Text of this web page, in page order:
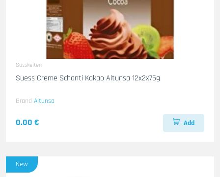
Susskeiten
Suess Creme Schanti Kakao Altunsa 12x2x75g
Brand Altunsa
0.00 € Add
New